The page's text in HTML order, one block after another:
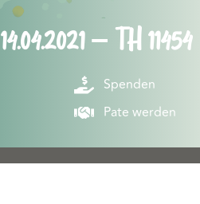
14.04.2021 – TH 11454
Spenden
Pate werden